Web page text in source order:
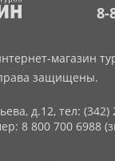
8-
магазин
защищены.
д.12, тел: (342)
8 800 700 6988